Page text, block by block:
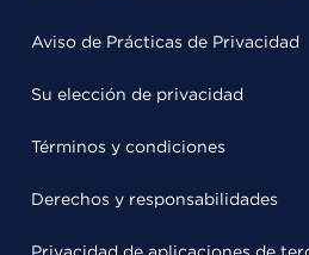
Aviso de Prácticas de Privacidad
Su elección de privacidad
Términos y condiciones
Derechos y responsabilidades